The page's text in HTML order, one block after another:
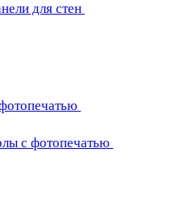
для стен
с фотопечатью